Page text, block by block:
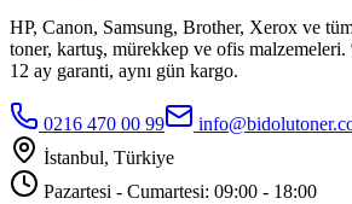
HP, Canon, Samsung, Brother, Xerox ve
toner, kartuş, mürekkep ve ofis malzemeleri.
12 ay garanti, aynı gün kargo.
0216 470 00 99
İstanbul, Türkiye
Pazartesi - Cumartesi: 09:00 - 18:00